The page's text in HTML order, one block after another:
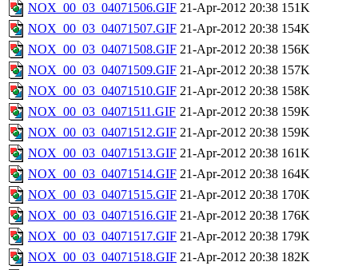
NOX_00_03_04071506.GIF 21-Apr-2012 20:38 151K
NOX_00_03_04071507.GIF 21-Apr-2012 20:38 154K
NOX_00_03_04071508.GIF 21-Apr-2012 20:38 156K
NOX_00_03_04071509.GIF 21-Apr-2012 20:38 157K
NOX_00_03_04071510.GIF 21-Apr-2012 20:38 158K
NOX_00_03_04071511.GIF 21-Apr-2012 20:38 159K
NOX_00_03_04071512.GIF 21-Apr-2012 20:38 159K
NOX_00_03_04071513.GIF 21-Apr-2012 20:38 161K
NOX_00_03_04071514.GIF 21-Apr-2012 20:38 164K
NOX_00_03_04071515.GIF 21-Apr-2012 20:38 170K
NOX_00_03_04071516.GIF 21-Apr-2012 20:38 176K
NOX_00_03_04071517.GIF 21-Apr-2012 20:38 179K
NOX_00_03_04071518.GIF 21-Apr-2012 20:38 182K